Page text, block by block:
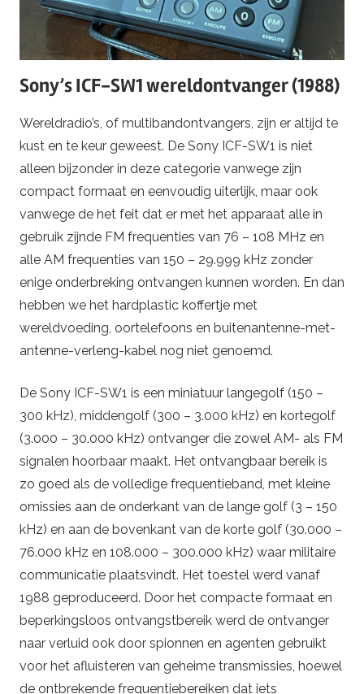
Sony’s ICF-SW1 wereldontvanger (1988)
Wereldradio’s, of multibandontvangers, zijn er altijd te
kust en te keur geweest. De Sony ICF-SW1 is niet
alleen bijzonder in deze categorie vanwege zijn
compact formaat en eenvoudig uiterlijk, maar ook
vanwege de het feit dat er met het apparaat alle in
gebruik zijnde FM frequenties van 76 – 108 MHz en
alle AM frequenties van 150 – 29.999 kHz zonder
enige onderbreking ontvangen kunnen worden. En dan
hebben we het hardplastic koffertje met
wereldvoeding, oortelefoons en buitenantenne-met-
antenne-verleng-kabel nog niet genoemd.
De Sony ICF-SW1 is een miniatuur langegolf (150 –
300 kHz), middengolf (300 – 3.000 kHz) en kortegolf
(3.000 – 30.000 kHz) ontvanger die zowel AM- als FM
signalen hoorbaar maakt. Het ontvangbaar bereik is
zo goed als de volledige frequentieband, met kleine
omissies aan de onderkant van de lange golf (3 – 150
kHz) en aan de bovenkant van de korte golf (30.000 –
76.000 kHz en 108.000 – 300.000 kHz) waar militaire
communicatie plaatsvindt. Het toestel werd vanaf
1988 geproduceerd. Door het compacte formaat en
beperkingsloos ontvangstbereik werd de ontvanger
naar verluid ook door spionnen en agenten gebruikt
voor het afluisteren van geheime transmissies, hoewel
de ontbrekende frequentiebereiken dat iets